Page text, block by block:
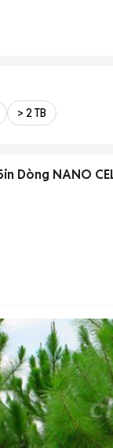
> 2 TB
Dòng NANO